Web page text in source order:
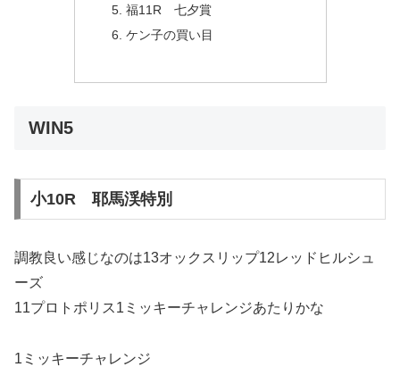
福11R 七夕賞
ケン子の買い目
WIN5
小10R 耶馬渓特別
調教良い感じなのは13オックスリップ12レッドヒルシュ
ーズ
11プロトポリス1ミッキーチャレンジあたりかな
1ミッキーチャレンジ